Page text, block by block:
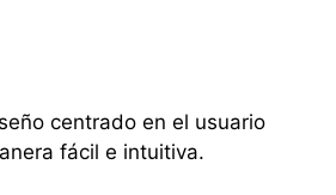
centrado en el usuario
fácil e intuitiva.